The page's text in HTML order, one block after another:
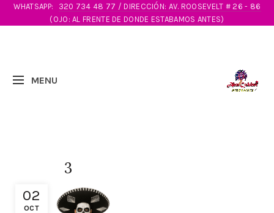
WHATSAPP:
320 734 48 77 / DIRECCIÓN: AV. ROOSEVELT # 26 - 86
(OJO: AL FRENTE DE DONDE ESTABAMOS ANTES)
02
OCT
3